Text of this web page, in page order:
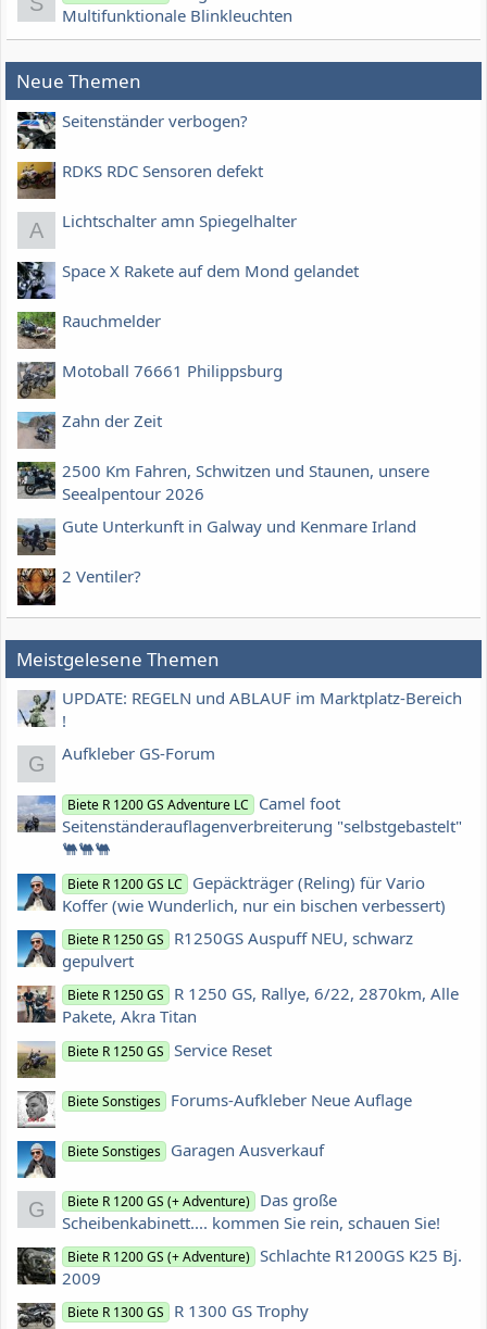
Multifunktionale Blinkleuchten
Neue Themen
Seitenständer verbogen?
RDKS RDC Sensoren defekt
A Lichtschalter amn Spiegelhalter
Space X Rakete auf dem Mond gelandet
Rauchmelder
Motoball 76661 Philippsburg
Zahn der Zeit
2500 Km Fahren, Schwitzen und Staunen, unsere
Seealpentour 2026
Gute Unterkunft in Galway und Kenmare Irland
2 Ventiler?
Meistgelesene Themen
UPDATE: REGELN und ABLAUF im Marktplatz-Bereich
!
G Aufkleber GS-Forum
Biete R 1200 GS Adventure LC
Camel foot
Seitenständerauflagenverbreiterung "selbstgebastelt"
🐫🐫🐫
Biete R 1200 GS LC
Gepäckträger (Reling) für Vario
Koffer (wie Wunderlich, nur ein bischen verbessert)
Biete R 1250 GS
R1250GS Auspuff NEU, schwarz
gepulvert
Biete R 1250 GS
R 1250 GS, Rallye, 6/22, 2870km, Alle
Pakete, Akra Titan
Biete R 1250 GS Service Reset
Biete Sonstiges Forums-Aufkleber Neue Auflage
Biete Sonstiges Garagen Ausverkauf
G Biete R 1200 GS (+ Adventure) Das große
Scheibenkabinett.... kommen Sie rein, schauen Sie!
Biete R 1200 GS (+ Adventure) Schlachte R1200GS K25 Bj.
2009
Biete R 1300 GS R 1300 GS Trophy